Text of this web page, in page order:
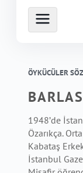
ÖYKÜCÜLER
1948’de
Özarıkça.
Kabataş
İstanbul